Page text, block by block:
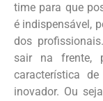
time para que
é indispensável,
dos
sair na frente,
característica
inovador. Ou